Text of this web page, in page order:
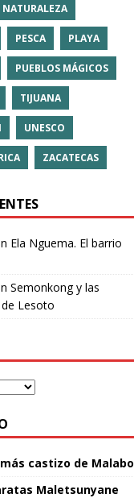
NATURALEZA
PESCA PLAYA
PUEBLOS MÁGICOS
TIJUANA
UNESCO
ZACATECAS
Ela Nguema. El barrio
Semonkong y las
Lesoto
castizo de Malabo
Maletsunyane